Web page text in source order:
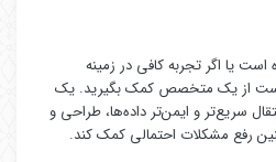
یا اگر تجربه کافی در زمینه
است از یک متخصص کمک بگیرید. یک
سریع‌تر و ایمن‌تر داده‌ها، طراحی و
رفع مشکلات احتمالی کمک کند.